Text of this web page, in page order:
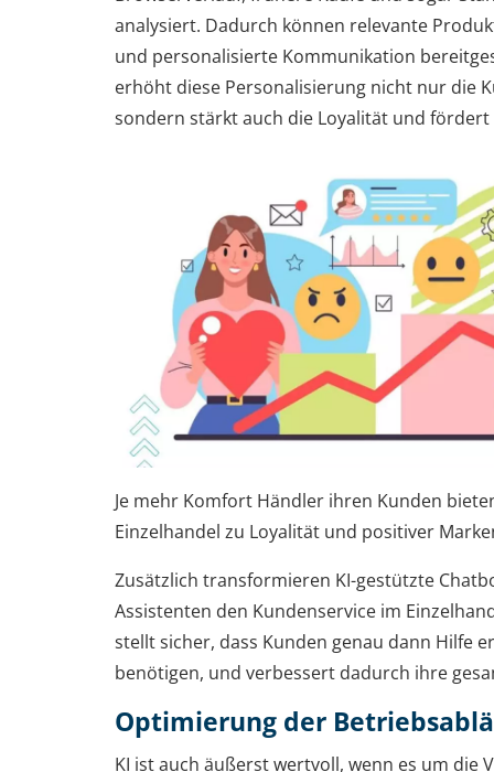
analysiert. Dadurch können relevante
und personalisierte Kommunikation
erhöht diese Personalisierung nicht nur die
sondern stärkt auch die Loyalität und
Je mehr Komfort Händler ihren Kunden
Einzelhandel zu Loyalität und positiver
Zusätzlich transformieren KI-gestützte
Assistenten den Kundenservice im
stellt sicher, dass Kunden genau dann Hilfe
benötigen, und verbessert dadurch ihre
Optimierung der
KI ist auch äußerst wertvoll, wenn es um die